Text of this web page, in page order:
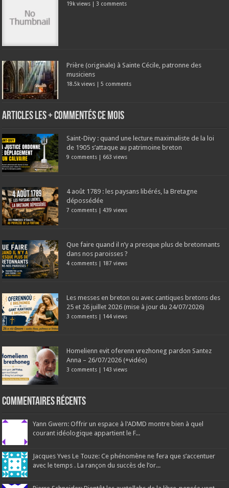
19k views | 3 comments
Prière (originale) à Sainte Cécile, patronne des
musiciens
18.5k views |5 comments
Articles les + commentés ce mois
Saint-Divy : quand une lecture maximaliste de la loi
de 1905 s’attaque au patrimoine breton
9 comments | 663 views
4 août 1789 : les paysans libérés, la Bretagne
dépossédée
7 comments |439 views
Que faire quand il n’y a presque plus de bretonnants
dans nos paroisses ?
4 comments | 187 views
Les messes en breton ou avec cantiques bretons des
25 et 26 juillet 2026 (mise à jour du 24/07/2026)
3 comments | 144 views
Homelienn evit oferenn vrezhoneg pardon Santez
Anna – 26/07/2026 (+vidéo)
3 comments | 143 views
Commentaires récents
Yann Gwern: Offrir un espace à l'ADMD montre bien à quel
courant idéologique appartient le F...
Jacques Yves Le Touze: Ce phénomène ne fera que s’accentuer
avec le temps . La rançon du succès de l’or...